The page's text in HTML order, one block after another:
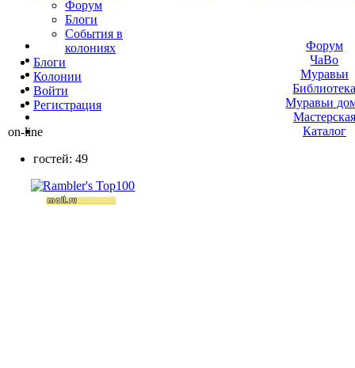
Форум
Блоги
События в
колониях
Блоги
Колонии
Войти
Peгиcтpaция
on-line
гостей: 49
Форум
ЧаВо
Муравьи
Муравьи
Мастерская
Каталог